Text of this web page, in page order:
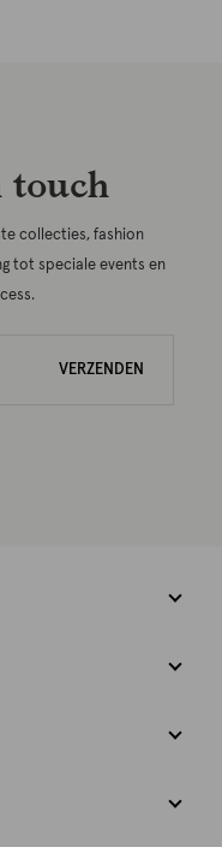
touch
collecties, fashion
tot speciale events en
VERZENDEN